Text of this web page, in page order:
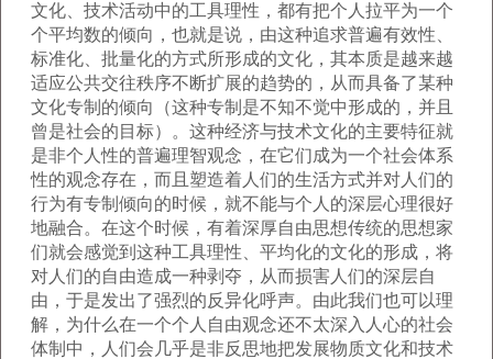
文化、技术活动中的工具理性，都有把个人拉平为一个
个平均数的倾向，也就是说，由这种追求普遍有效性、
标准化、批量化的方式所形成的文化，其本质是越来越
适应公共交往秩序不断扩展的趋势的，从而具备了某种
文化专制的倾向（这种专制是不知不觉中形成的，并且
曾是社会的目标）。这种经济与技术文化的主要特征就
是非个人性的普遍理智观念，在它们成为一个社会体系
性的观念存在，而且塑造着人们的生活方式并对人们的
行为有专制倾向的时候，就不能与个人的深层心理很好
地融合。在这个时候，有着深厚自由思想传统的思想家
们就会感觉到这种工具理性、平均化的文化的形成，将
对人们的自由造成一种剥夺，从而损害人们的深层自
由，于是发出了强烈的反异化呼声。由此我们也可以理
解，为什么在一个个人自由观念还不太深入人心的社会
体制中，人们会几乎是非反思地把发展物质文化和技术